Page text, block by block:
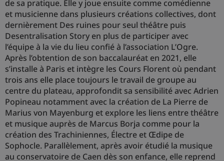
de sa pratique. Elle y joue ensuite comme comédienne
et musicienne dans plusieurs créations collectives, dont
dernièrement Des ruines pour seul théâtre puis
Desentralisation Story en plus de participer avec
l’équipe à la vie du lieu confié à l’association L’Ogre.
Après l’obtention de son baccalauréat en 2021, elle
s’installe à Paris et intègre les Cours Florent où pendant
trois ans elle place toujours le travail de groupe au
centre du plateau, approfondit sa sensibilité avec Adrien
Popineau notamment avec la création de La Pierre de
Marius von Mayenburg et explore les liens entre théâtre
et musique auprès de Marcus Borja comme pour la
création des Trachiniennes, Électre et Œdipe de
Sophocle. Parallèlement, après avoir étudié la musique
au conservatoire de Caen dès son enfance, elle reprend